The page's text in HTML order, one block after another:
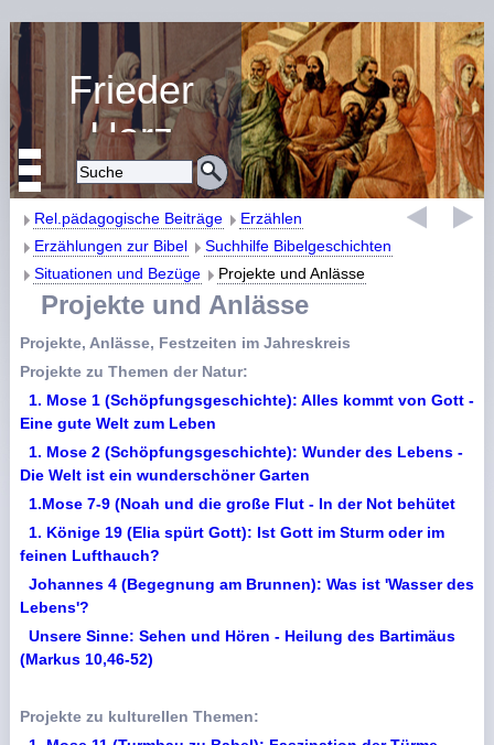
Frieder
Harz
Religiöse Erziehung
und Bildung
Rel.pädagogische Beiträge
Erzählen
Erzählungen zur Bibel
Suchhilfe Bibelgeschichten
Situationen und Bezüge
Projekte und Anlässe
Projekte und Anlässe
Projekte, Anlässe, Festzeiten im Jahreskreis
Projekte zu Themen der Natur:
1. Mose 1 (Schöpfungsgeschichte): Alles kommt von Gott -
Eine gute Welt zum Leben
1. Mose 2 (Schöpfungsgeschichte): Wunder des Lebens -
Die Welt ist ein wunderschöner Garten
1.Mose 7-9 (Noah und die große Flut - In der Not behütet
1. Könige 19 (Elia spürt Gott): Ist Gott im Sturm oder im
feinen Lufthauch?
Johannes 4 (Begegnung am Brunnen): Was ist 'Wasser des
Lebens'?
Unsere Sinne: Sehen und Hören - Heilung des Bartimäus
(Markus 10,46-52)
Projekte zu kulturellen Themen: